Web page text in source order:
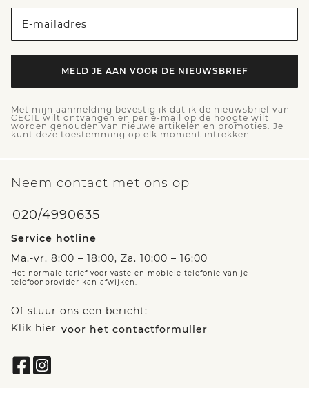
E-mailadres
MELD JE AAN VOOR DE NIEUWSBRIEF
Met mijn aanmelding bevestig ik dat ik de nieuwsbrief van
CECIL wilt ontvangen en per e-mail op de hoogte wilt
worden gehouden van nieuwe artikelen en promoties. Je
kunt deze toestemming op elk moment intrekken.
Neem contact met ons op
020/4990635
Service hotline
Ma.-vr. 8:00 – 18:00, Za. 10:00 – 16:00
Het normale tarief voor vaste en mobiele telefonie van je
telefoonprovider kan afwijken.
Of stuur ons een bericht:
Klik hier voor het contactformulier